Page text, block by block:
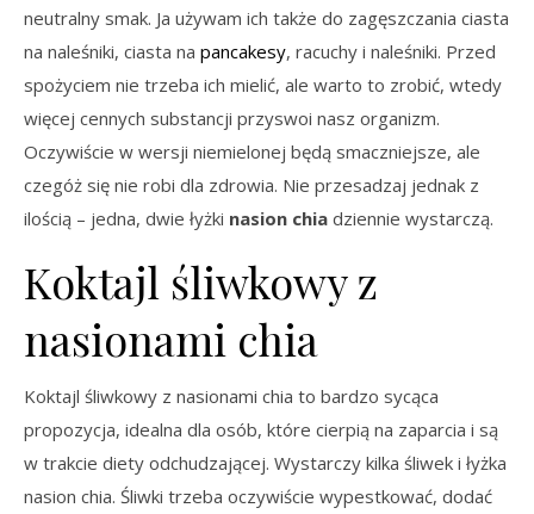
neutralny smak. Ja używam ich także do zagęszczania ciasta
na naleśniki, ciasta na pancakesy, racuchy i naleśniki. Przed
spożyciem nie trzeba ich mielić, ale warto to zrobić, wtedy
więcej cennych substancji przyswoi nasz organizm.
Oczywiście w wersji niemielonej będą smaczniejsze, ale
czegóż się nie robi dla zdrowia. Nie przesadzaj jednak z
ilością – jedna, dwie łyżki nasion chia dziennie wystarczą.
Koktajl śliwkowy z
nasionami chia
Koktajl śliwkowy z nasionami chia to bardzo sycąca
propozycja, idealna dla osób, które cierpią na zaparcia i są
w trakcie diety odchudzającej. Wystarczy kilka śliwek i łyżka
nasion chia. Śliwki trzeba oczywiście wypestkować, dodać